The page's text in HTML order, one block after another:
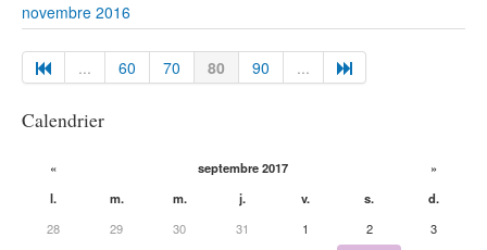
novembre 2016
... 60 70 80 90 ...
Calendrier
« septembre 2017
»
l.
m. m. j. v. s.
d.
28
29 30 31 1 2
3